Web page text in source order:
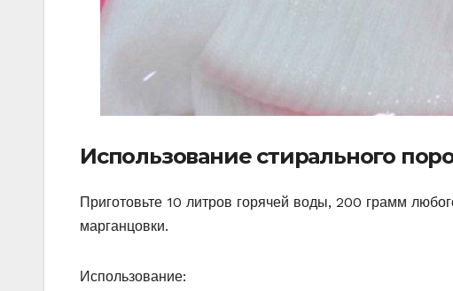
Использование стирального
Приготовьте 10 литров горячей воды, 200 грамм
марганцовки.
Использование: